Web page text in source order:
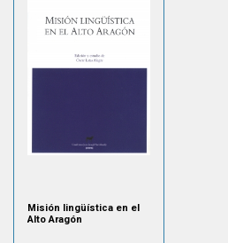
Misión lingüística en el
Alto Aragón